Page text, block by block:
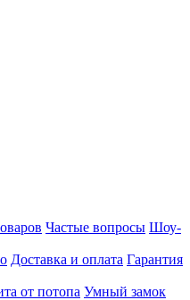
Частые вопросы Шоу-
Доставка и оплата Гарантия
от потопа Умный замок